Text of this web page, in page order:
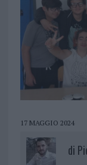
17 MAGGIO 2024
di